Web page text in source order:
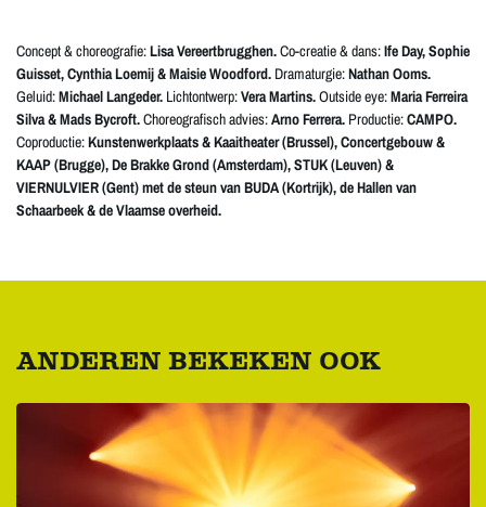
Concept & choreografie:Lisa Vereertbrugghen.Co-creatie & dans:Ife Day, Sophie
Guisset, Cynthia Loemij & Maisie Woodford. Dramaturgie:Nathan Ooms.
Geluid:Michael Langeder. Lichtontwerp:Vera Martins.Outside eye:Maria Ferreira
Silva & Mads Bycroft.Choreografisch advies:Arno Ferrera. Productie:CAMPO.
Coproductie:Kunstenwerkplaats & Kaaitheater (Brussel), Concertgebouw &
KAAP (Brugge), De Brakke Grond (Amsterdam), STUK (Leuven) &
VIERNULVIER (Gent) met de steun van BUDA (Kortrijk), de Hallen van
Schaarbeek & de Vlaamse overheid.
ANDEREN BEKEKEN OOK